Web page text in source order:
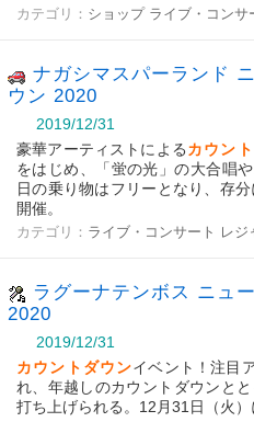
カテゴリ： ショップ ライブ・コンサ
ナガシマスパーランド
ウン 2020
2019/12/31
豪華アーティストによるカウン
をはじめ、「蛍の光」の大合唱
日の乗り物はフリーとなり、存
開催。
カテゴリ： ライブ・コンサート レジ
ラグーナテンボス ニュ
2020
2019/12/31
カウントダウンイベント！注目
れ、年越しのカウントダウンと
打ち上げられる。12月31日（火）